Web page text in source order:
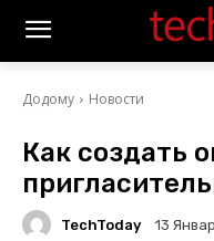
Додому Новости
Как создать
TechToday 13